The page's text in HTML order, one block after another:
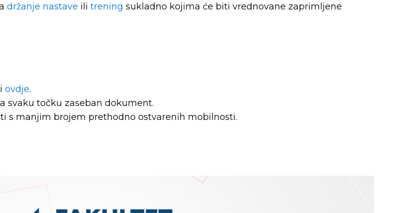
držanje nastave ili trening sukladno kojima će biti vrednovane zaprimljene
ovdje.
svaku točku zaseban dokument.
s manjim brojem prethodno ostvarenih mobilnosti.